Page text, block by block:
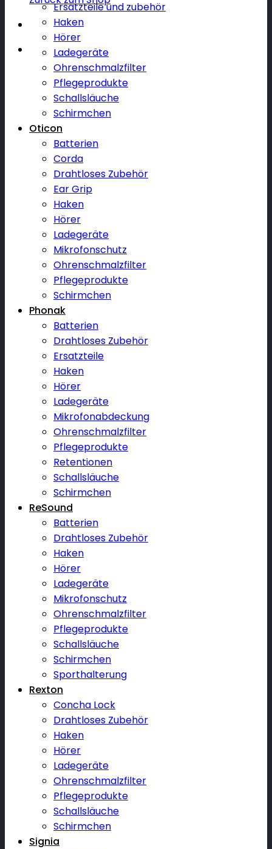
Ersatzteile und zubehör
Haken
Hörer
Ladegeräte
Ohrenschmalzfilter
Pflegeprodukte
Schallsläuche
Schirmchen
Oticon
Batterien
Corda
Drahtloses Zubehör
Ear Grip
Haken
Hörer
Ladegeräte
Mikrofonschutz
Ohrenschmalzfilter
Pflegeprodukte
Schirmchen
Phonak
Batterien
Drahtloses Zubehör
Ersatzteile
Haken
Hörer
Ladegeräte
Mikrofonabdeckung
Ohrenschmalzfilter
Pflegeprodukte
Retentionen
Schallsläuche
Schirmchen
ReSound
Batterien
Drahtloses Zubehör
Haken
Hörer
Ladegeräte
Mikrofonschutz
Ohrenschmalzfilter
Pflegeprodukte
Schallsläuche
Schirmchen
Sporthalterung
Rexton
Concha Lock
Drahtloses Zubehör
Haken
Hörer
Ladegeräte
Ohrenschmalzfilter
Pflegeprodukte
Schallsläuche
Schirmchen
Signia